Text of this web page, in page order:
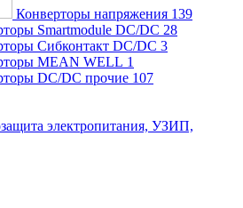
Конверторы напряжения 139
Smartmodule DC/DC 28
Сибконтакт DC/DC 3
MEAN WELL 1
DC/DC прочие 107
электропитания, УЗИП,